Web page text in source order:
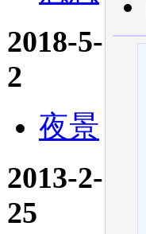
2018-5-
2
夜景
2013-2-
25